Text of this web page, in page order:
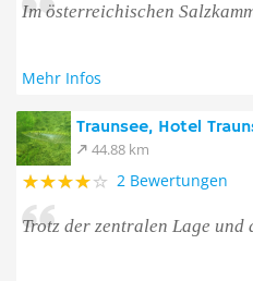
Im österreichischen
Mehr Infos
Traunsee, Hotel
44.88 km
2 Bewertungen
Trotz der zentralen Lage und